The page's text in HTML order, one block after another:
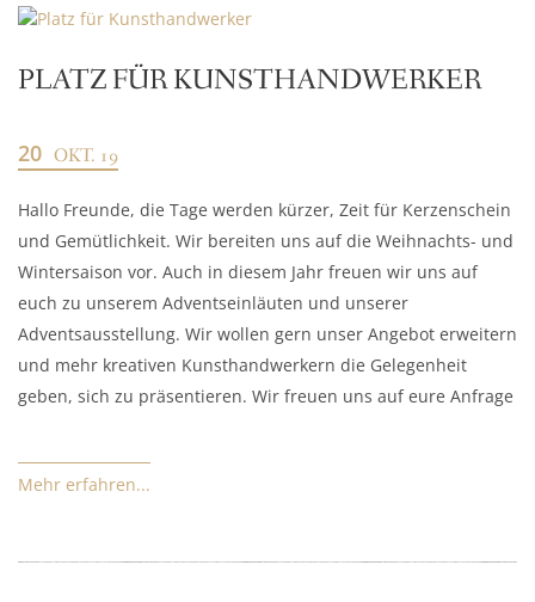
PLATZ FÜR KUNSTHANDWERKER
20 OKT. 19
Hallo Freunde, die Tage werden kürzer, Zeit für Kerzenschein
und Gemütlichkeit. Wir bereiten uns auf die Weihnachts- und
Wintersaison vor. Auch in diesem Jahr freuen wir uns auf
euch zu unserem Adventseinläuten und unserer
Adventsausstellung. Wir wollen gern unser Angebot erweitern
und mehr kreativen Kunsthandwerkern die Gelegenheit
geben, sich zu präsentieren. Wir freuen uns auf eure Anfrage
Mehr erfahren...